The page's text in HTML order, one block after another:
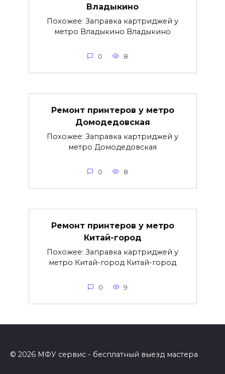
Владыкино
Похожее: Заправка картриджей у
метро Владыкино Владыкино
0 8
Ремонт принтеров у метро
Домодедовская
Похожее: Заправка картриджей у
метро Домодедовская
0 8
Ремонт принтеров у метро
Китай-город
Похожее: Заправка картриджей у
метро Китай-город Китай-город
0 9
© 2026 МФУ сервис - бесплатный выезд мастера